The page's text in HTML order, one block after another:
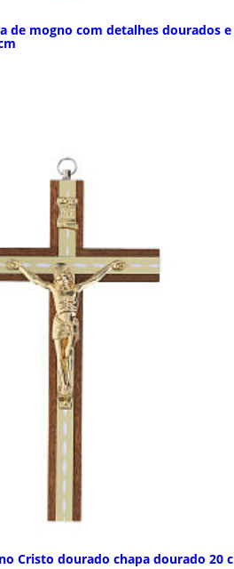
de mogno com detalhes dourados e
Cristo dourado chapa dourado 20